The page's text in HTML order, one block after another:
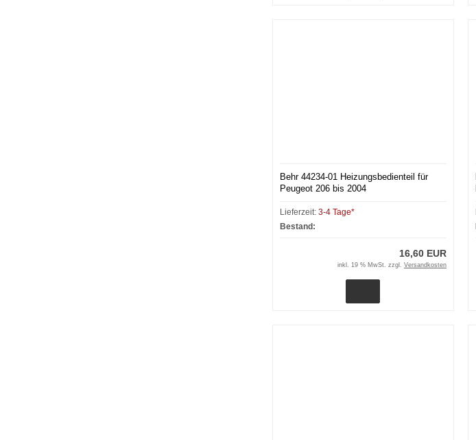
Behr 44234-01 Heizungsbedienteil für
Peugeot 206 bis 2004
Lieferzeit: 3-4 Tage*
Bestand:
16,60 EUR
inkl. 19 % MwSt. zzgl. Versandkosten